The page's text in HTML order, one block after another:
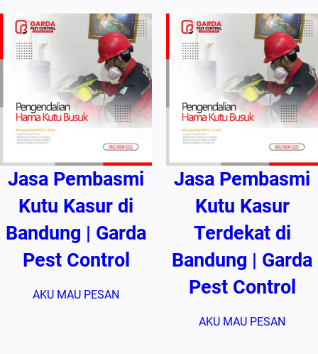
Jasa Pembasmi
Kutu Kasur di
Bandung | Garda
Pest Control
AKU MAU PESAN
Jasa Pembasmi
Kutu Kasur
Terdekat di
Bandung | Garda
Pest Control
AKU MAU PESAN